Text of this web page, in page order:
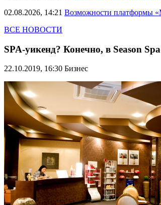
02.08.2026, 14:21 Возможности платформы
ВСЕ НОВОСТИ
SPA-уикенд? Конечно, в Season
22.10.2019, 16:30 Бизнес